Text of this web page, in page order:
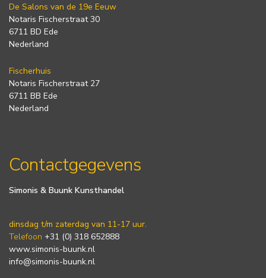
De Salons van de 19e Eeuw
Notaris Fischerstraat 30
6711 BD Ede
Nederland
Fischerhuis
Notaris Fischerstraat 27
6711 BB Ede
Nederland
Contactgegevens
Simonis & Buunk Kunsthandel
dinsdag t/m zaterdag van 11-17 uur.
Telefoon +31 (0) 318 652888
www.simonis-buunk.nl
info@simonis-buunk.nl